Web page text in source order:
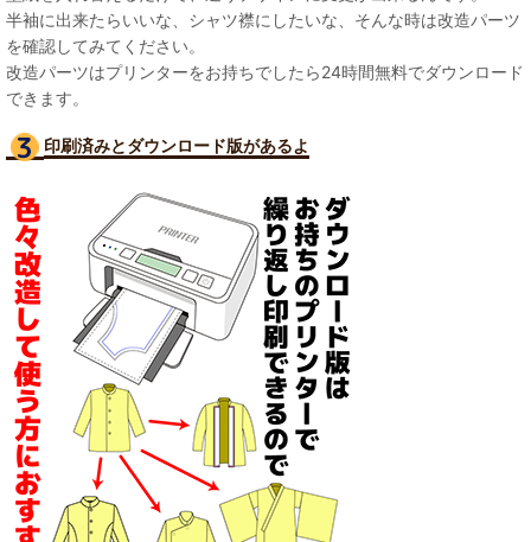
半袖に出来たらいいな、シャツ襟にしたいな、そんな時は改造パーツ
を確認してみてください。
改造パーツはプリンターをお持ちでしたら24時間無料でダウンロード
できます。
印刷済みとダウンロード版があるよ